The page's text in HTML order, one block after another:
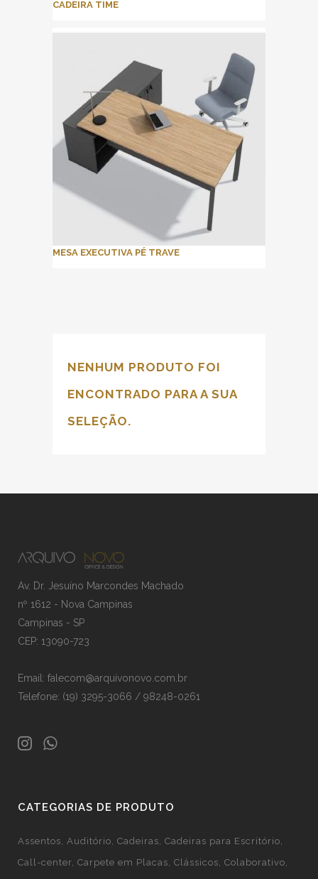
CADEIRA TIME
MESA EXECUTIVA PÉ TRAVE
NENHUM PRODUTO FOI
ENCONTRADO PARA A SUA
SELEÇÃO.
Av. Dr. Jesuíno Marcondes Machado
nº 1612 - Nova Campinas
Campinas - SP
CEP: 13090-723
Email: falecom@arquivonovo.com.br
Telefone: (19) 3295-3066 / 98248-0261
CATEGORIAS DE PRODUTO
Assentos Auditório Cadeiras Cadeiras para Escritório
Call-center Carpete em Placas Clássicos Colaborativo